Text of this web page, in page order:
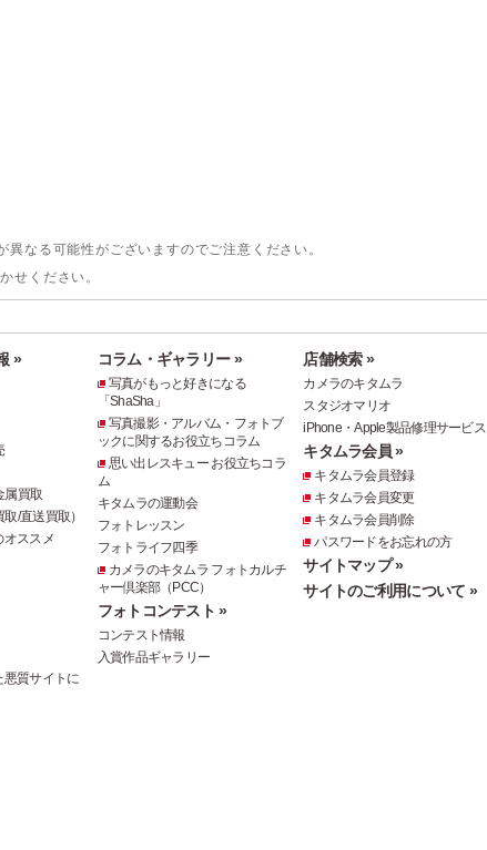
なる可能性がございますのでご注意ください。
せください。
»
属買取
/直送買取）
オススメ
質サイトに
コラム・ギャラリー »
写真がもっと好きになる
「ShaSha」
写真撮影・アルバム・フォトブ
ックに関するお役立ちコラム
思い出レスキュー お役立ちコラ
ム
キタムラの運動会
フォトレッスン
フォトライフ四季
カメラのキタムラ フォトカルチ
ャー倶楽部（PCC）
フォトコンテスト »
コンテスト情報
入賞作品ギャラリー
店舗検索 »
カメラのキタムラ
スタジオマリオ
iPhone・Apple製品修理サービス
キタムラ会員 »
キタムラ会員登録
キタムラ会員変更
キタムラ会員削除
パスワードをお忘れの方
サイトマップ »
サイトのご利用について »